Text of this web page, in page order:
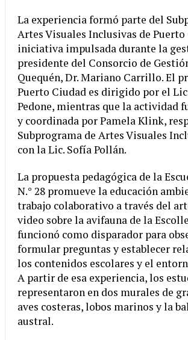
La experiencia formó parte del
Artes Visuales Inclusivas de Puerto
iniciativa impulsada durante la
presidente del Consorcio de
Quequén, Dr. Mariano Carrillo. El
Puerto Ciudad es dirigido por el
Pedone, mientras que la actividad
y coordinada por Pamela Klink,
Subprograma de Artes Visuales
con la Lic. Sofía Pollán.
La propuesta pedagógica de la
N.° 28 promueve la educación
trabajo colaborativo a través del
video sobre la avifauna de la
funcionó como disparador para
formular preguntas y establecer
los contenidos escolares y el
A partir de esa experiencia, los
representaron en dos murales de
aves costeras, lobos marinos y la
austral.